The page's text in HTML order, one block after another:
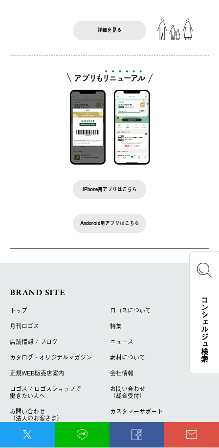
詳細を見る
iPhone用アプリはこちら
Andoroid用アプリはこちら
コンシェルジュ検索
BRAND SITE
トップ
ロゴスについて
月刊ロゴス
特集
店舗情報 / ブログ
ニュース
カタログ・オリジナルマガジン
素材について
正規WEB販売店案内
会社情報
ロゴス / ロゴスショップで
働きたい人へ
お問い合わせ
（総合受付）
お問い合わせ
（法人のお客さま）
カスタマーサポート
サイトマップ
サイトご利用規約